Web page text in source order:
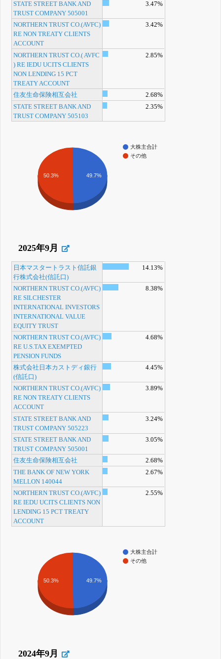
STATE STREET BANK AND
TRUST COMPANY 505001
3.47%
NORTHERN TRUST CO.(AVFC)
RE NON TREATY CLIENTS
ACCOUNT
3.42%
NORTHERN TRUST CO.( AVFC
) RE IEDU UCITS CLIENTS
NON LENDING 15 PCT
TREATY ACCOUNT
2.85%
住友生命保険相互会社
2.68%
STATE STREET BANK AND
TRUST COMPANY 505103
2.35%
大株主合計
その他
49.7%
50.3%
2025年9月
日本マスタートラスト信託銀
行株式会社(信託口)
14.13%
NORTHERN TRUST CO.(AVFC)
RE SILCHESTER
INTERNATIONAL INVESTORS
INTERNATIONAL VALUE
EQUITY TRUST
8.38%
NORTHERN TRUST CO.(AVFC)
RE U.S.TAX EXEMPTED
PENSION FUNDS
4.68%
株式会社日本カストディ銀行
(信託口)
4.45%
NORTHERN TRUST CO.(AVFC)
RE NON TREATY CLIENTS
ACCOUNT
3.89%
STATE STREET BANK AND
TRUST COMPANY 505223
3.24%
STATE STREET BANK AND
TRUST COMPANY 505001
3.05%
住友生命保険相互会社
2.68%
THE BANK OF NEW YORK
MELLON 140044
2.67%
NORTHERN TRUST CO.(AVFC)
RE IEDU UCITS CLIENTS NON
LENDING 15 PCT TREATY
ACCOUNT
2.55%
大株主合計
その他
49.7%
50.3%
2024年9月